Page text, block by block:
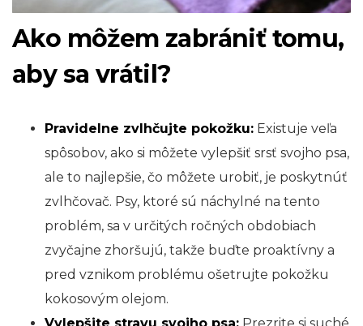
Ako môžem zabrániť tomu,
aby sa vrátil?
Pravidelne zvlhčujte pokožku: Existuje veľa
spôsobov, ako si môžete vylepšiť srsť svojho psa,
ale to najlepšie, čo môžete urobiť, je poskytnúť
zvlhčovač. Psy, ktoré sú náchylné na tento
problém, sa v určitých ročných obdobiach
zvyčajne zhoršujú, takže buďte proaktívny a
pred vznikom problému ošetrujte pokožku
kokosovým olejom.